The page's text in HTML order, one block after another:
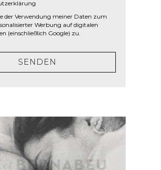
der Verwendung meiner Daten zum
Werbung auf digitalen
(einschließlich Google) zu.
SENDEN